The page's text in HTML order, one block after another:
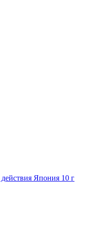
Япония 10 г